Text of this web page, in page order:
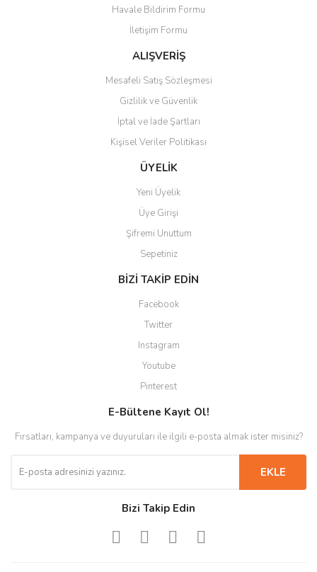
Ürün açıklamasında eksik bilgiler bulunuyor.
Ürün bilgilerinde hatalar bulunuyor.
Ürün fiyatı diğer sitelerden daha pahalı.
Gönder
Havale Bildirim Formu
İletişim Formu
ALIŞVERİŞ
Mesafeli Satış Sözleşmesi
Gizlilik ve Güvenlik
İptal ve İade Şartları
Kişisel Veriler Politikası
ÜYELİK
Yeni Üyelik
Üye Girişi
Şifremi Unuttum
Sepetiniz
BİZİ TAKİP EDİN
Facebook
Twitter
Instagram
Youtube
Pinterest
E-Bültene Kayıt Ol!
Fırsatları, kampanya ve duyuruları ile ilgili e-posta almak ister misiniz?
EKLE
Bizi Takip Edin